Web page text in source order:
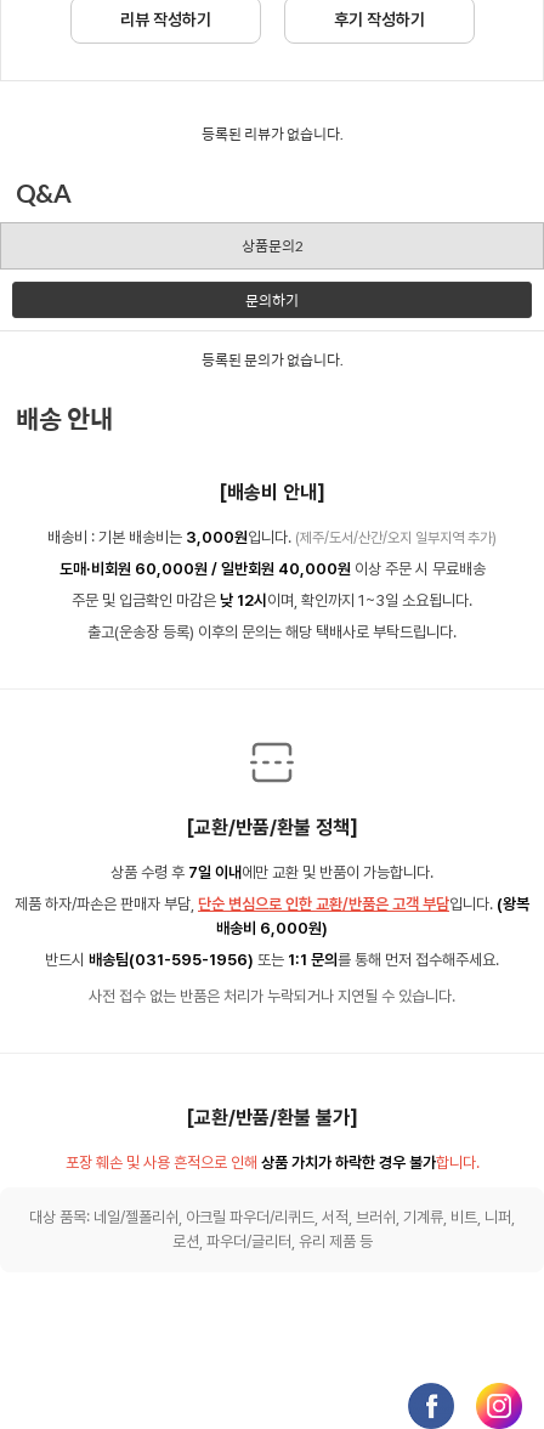
리뷰 작성하기 후기 작성하기
등록된 리뷰가 없습니다.
Q&A
상품문의2
문의하기
등록된 문의가 없습니다.
배송 안내
[배송비 안내]
배송비 : 기본 배송비는 3,000원입니다. (제주/도서/산간/오지 일부지역 추가)
도매·비회원 60,000원 / 일반회원 40,000원 이상 주문 시 무료배송
주문 및 입금확인 마감은 낮 12시 이며, 확인까지 1~3일 소요됩니다.
출고(운송장 등록) 이후의 문의는 해당 택배사로 부탁드립니다.
[교환/반품/환불 정책]
상품 수령 후 7일 이내 에만 교환 및 반품이 가능합니다.
제품 하자/파손은 판매자 부담, 단순 변심으로 인한 교환/반품은 고객 부담입니다. (왕복
배송비 6,000원)
반드시 배송팀(031-595-1956) 또는 1:1 문의 를 통해 먼저 접수해주세요.
사전 접수 없는 반품은 처리가 누락되거나 지연될 수 있습니다.
[교환/반품/환불 불가]
포장 훼손 및 사용 흔적으로 인해 상품 가치가 하락한 경우 불가합니다.
대상 품목: 네일/젤폴리쉬, 아크릴 파우더/리퀴드, 서적, 브러쉬, 기계류, 비트, 니퍼,
로션, 파우더/글리터, 유리 제품 등